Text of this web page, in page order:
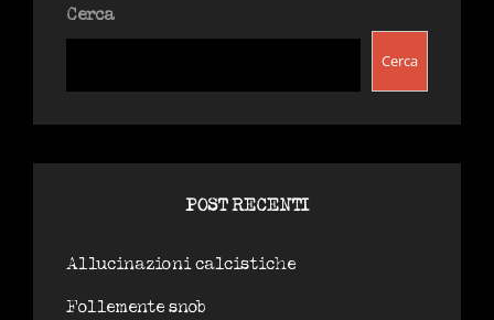
Cerca
Cerca
POST RECENTI
Allucinazioni calcistiche
Follemente snob